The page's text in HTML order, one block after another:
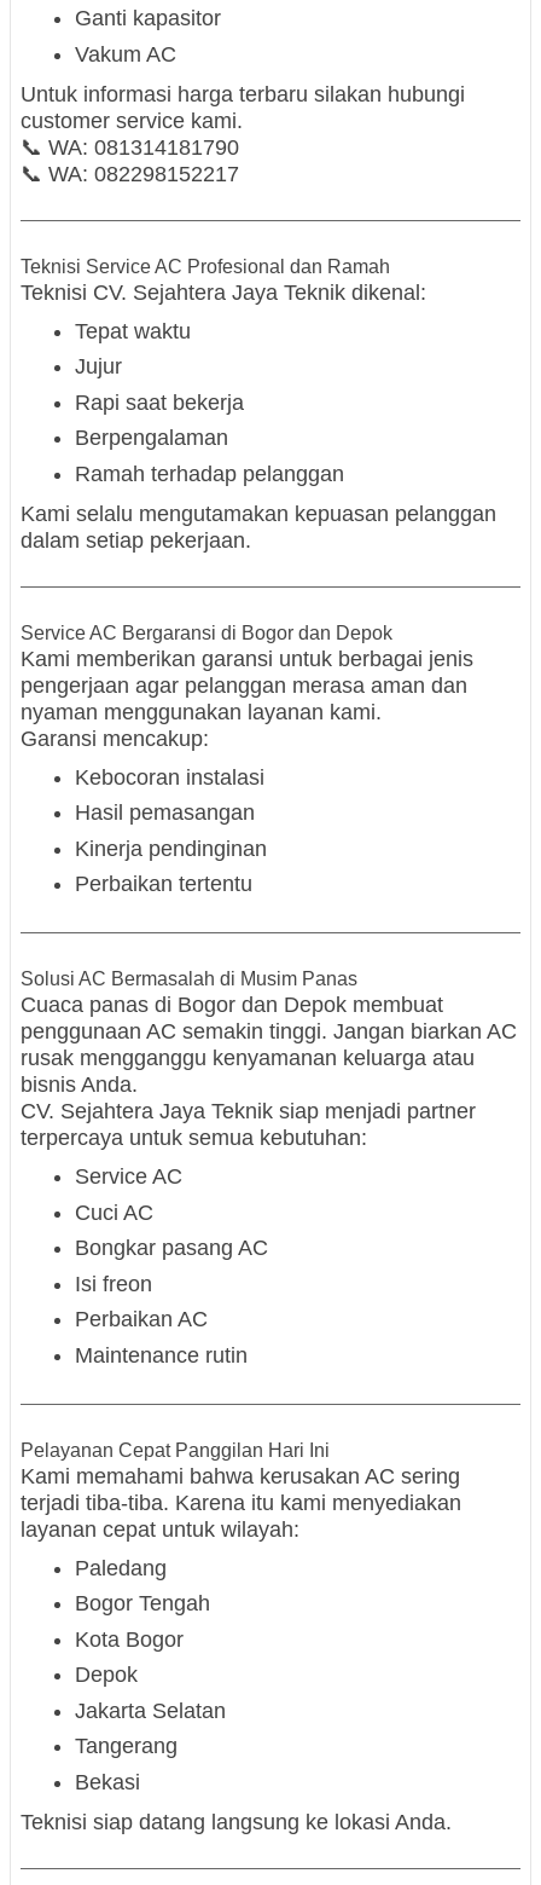
Ganti kapasitor
Vakum AC
Untuk informasi harga terbaru silakan hubungi
customer service kami.
📞 WA: 081314181790
📞 WA: 082298152217
Teknisi Service AC Profesional dan Ramah
Teknisi CV. Sejahtera Jaya Teknik dikenal:
Tepat waktu
Jujur
Rapi saat bekerja
Berpengalaman
Ramah terhadap pelanggan
Kami selalu mengutamakan kepuasan pelanggan
dalam setiap pekerjaan.
Service AC Bergaransi di Bogor dan Depok
Kami memberikan garansi untuk berbagai jenis
pengerjaan agar pelanggan merasa aman dan
nyaman menggunakan layanan kami.
Garansi mencakup:
Kebocoran instalasi
Hasil pemasangan
Kinerja pendinginan
Perbaikan tertentu
Solusi AC Bermasalah di Musim Panas
Cuaca panas di Bogor dan Depok membuat
penggunaan AC semakin tinggi. Jangan biarkan AC
rusak mengganggu kenyamanan keluarga atau
bisnis Anda.
CV. Sejahtera Jaya Teknik siap menjadi partner
terpercaya untuk semua kebutuhan:
Service AC
Cuci AC
Bongkar pasang AC
Isi freon
Perbaikan AC
Maintenance rutin
Pelayanan Cepat Panggilan Hari Ini
Kami memahami bahwa kerusakan AC sering
terjadi tiba-tiba. Karena itu kami menyediakan
layanan cepat untuk wilayah:
Paledang
Bogor Tengah
Kota Bogor
Depok
Jakarta Selatan
Tangerang
Bekasi
Teknisi siap datang langsung ke lokasi Anda.